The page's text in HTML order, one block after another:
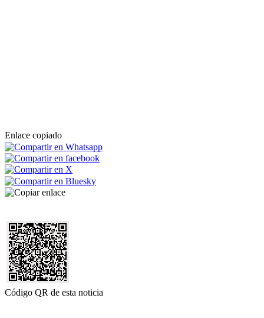
Enlace copiado
Código QR de esta noticia